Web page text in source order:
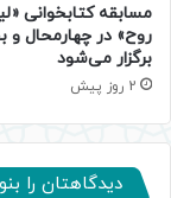
مسابقه کتابخوانی
روح» در چهارمحال و
برگزار می‌شود
2 روز پیش
دیدگاهتان را